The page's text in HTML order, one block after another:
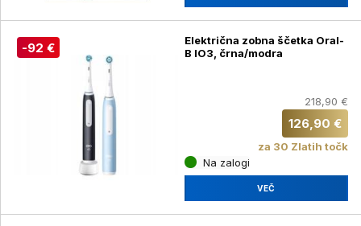
-92 €
Električna zobna ščetka Oral-
B IO3, črna/modra
218,90 €
126,90 €
za 30 Zlatih točk
Na zalogi
VEČ